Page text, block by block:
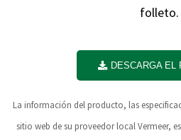
folleto.
DESCARGA EL
La información del producto, las
sitio web de su proveedor local Vermeer,